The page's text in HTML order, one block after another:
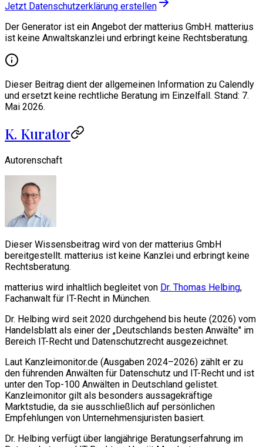
Jetzt Datenschutzerklärung erstellen
Der Generator ist ein Angebot der matterius GmbH. matterius
ist keine Anwaltskanzlei und erbringt keine Rechtsberatung.
Dieser Beitrag dient der allgemeinen Information zu Calendly
und ersetzt keine rechtliche Beratung im Einzelfall. Stand: 7.
Mai 2026.
K. Kurator
Autorenschaft
Dieser Wissensbeitrag wird von der matterius GmbH
bereitgestellt. matterius ist keine Kanzlei und erbringt keine
Rechtsberatung.
matterius wird inhaltlich begleitet von Dr. Thomas Helbing,
Fachanwalt für IT-Recht in München.
Dr. Helbing wird seit 2020 durchgehend bis heute (2026) vom
Handelsblatt als einer der „Deutschlands besten Anwälte" im
Bereich IT-Recht und Datenschutzrecht ausgezeichnet.
Laut Kanzleimonitor.de (Ausgaben 2024–2026) zählt er zu
den führenden Anwälten für Datenschutz und IT-Recht und ist
unter den Top-100 Anwälten in Deutschland gelistet.
Kanzleimonitor gilt als besonders aussagekräftige
Marktstudie, da sie ausschließlich auf persönlichen
Empfehlungen von Unternehmensjuristen basiert.
Dr. Helbing verfügt über langjährige Beratungserfahrung im